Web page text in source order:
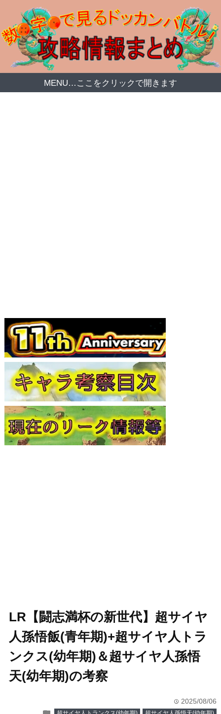
MENU…ここをクリックで開きます
LR【闘志満杯の新世代】超サイヤ
人孫悟飯(青年期)+超サイヤ人トラ
ンクス(幼年期)＆超サイヤ人孫悟
天(幼年期)の考察
time 2025/08/06